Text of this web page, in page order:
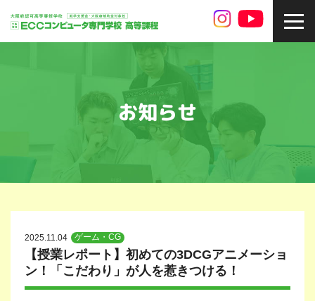
お知らせ
2025.11.04 ゲーム・CG
【授業レポート】初めての3DCGアニメーショ
ン！「こだわり」が人を惹きつける！